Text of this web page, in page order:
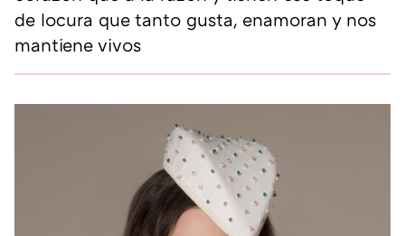
de locura que tanto gusta, enamoran y nos
mantiene vivos